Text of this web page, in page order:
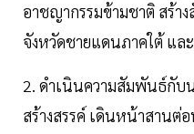
อาชญากรรมข้ามชาติ สร้
จังหวัดชายแดนภาคใต้ แ
2. ดำเนินความสัมพันธ์กับ
สร้างสรรค์ เดินหน้าสานต่